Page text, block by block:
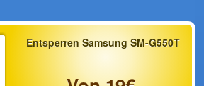
Entsperren Samsung SM-G550T